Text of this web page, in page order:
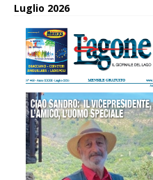
Luglio 2026